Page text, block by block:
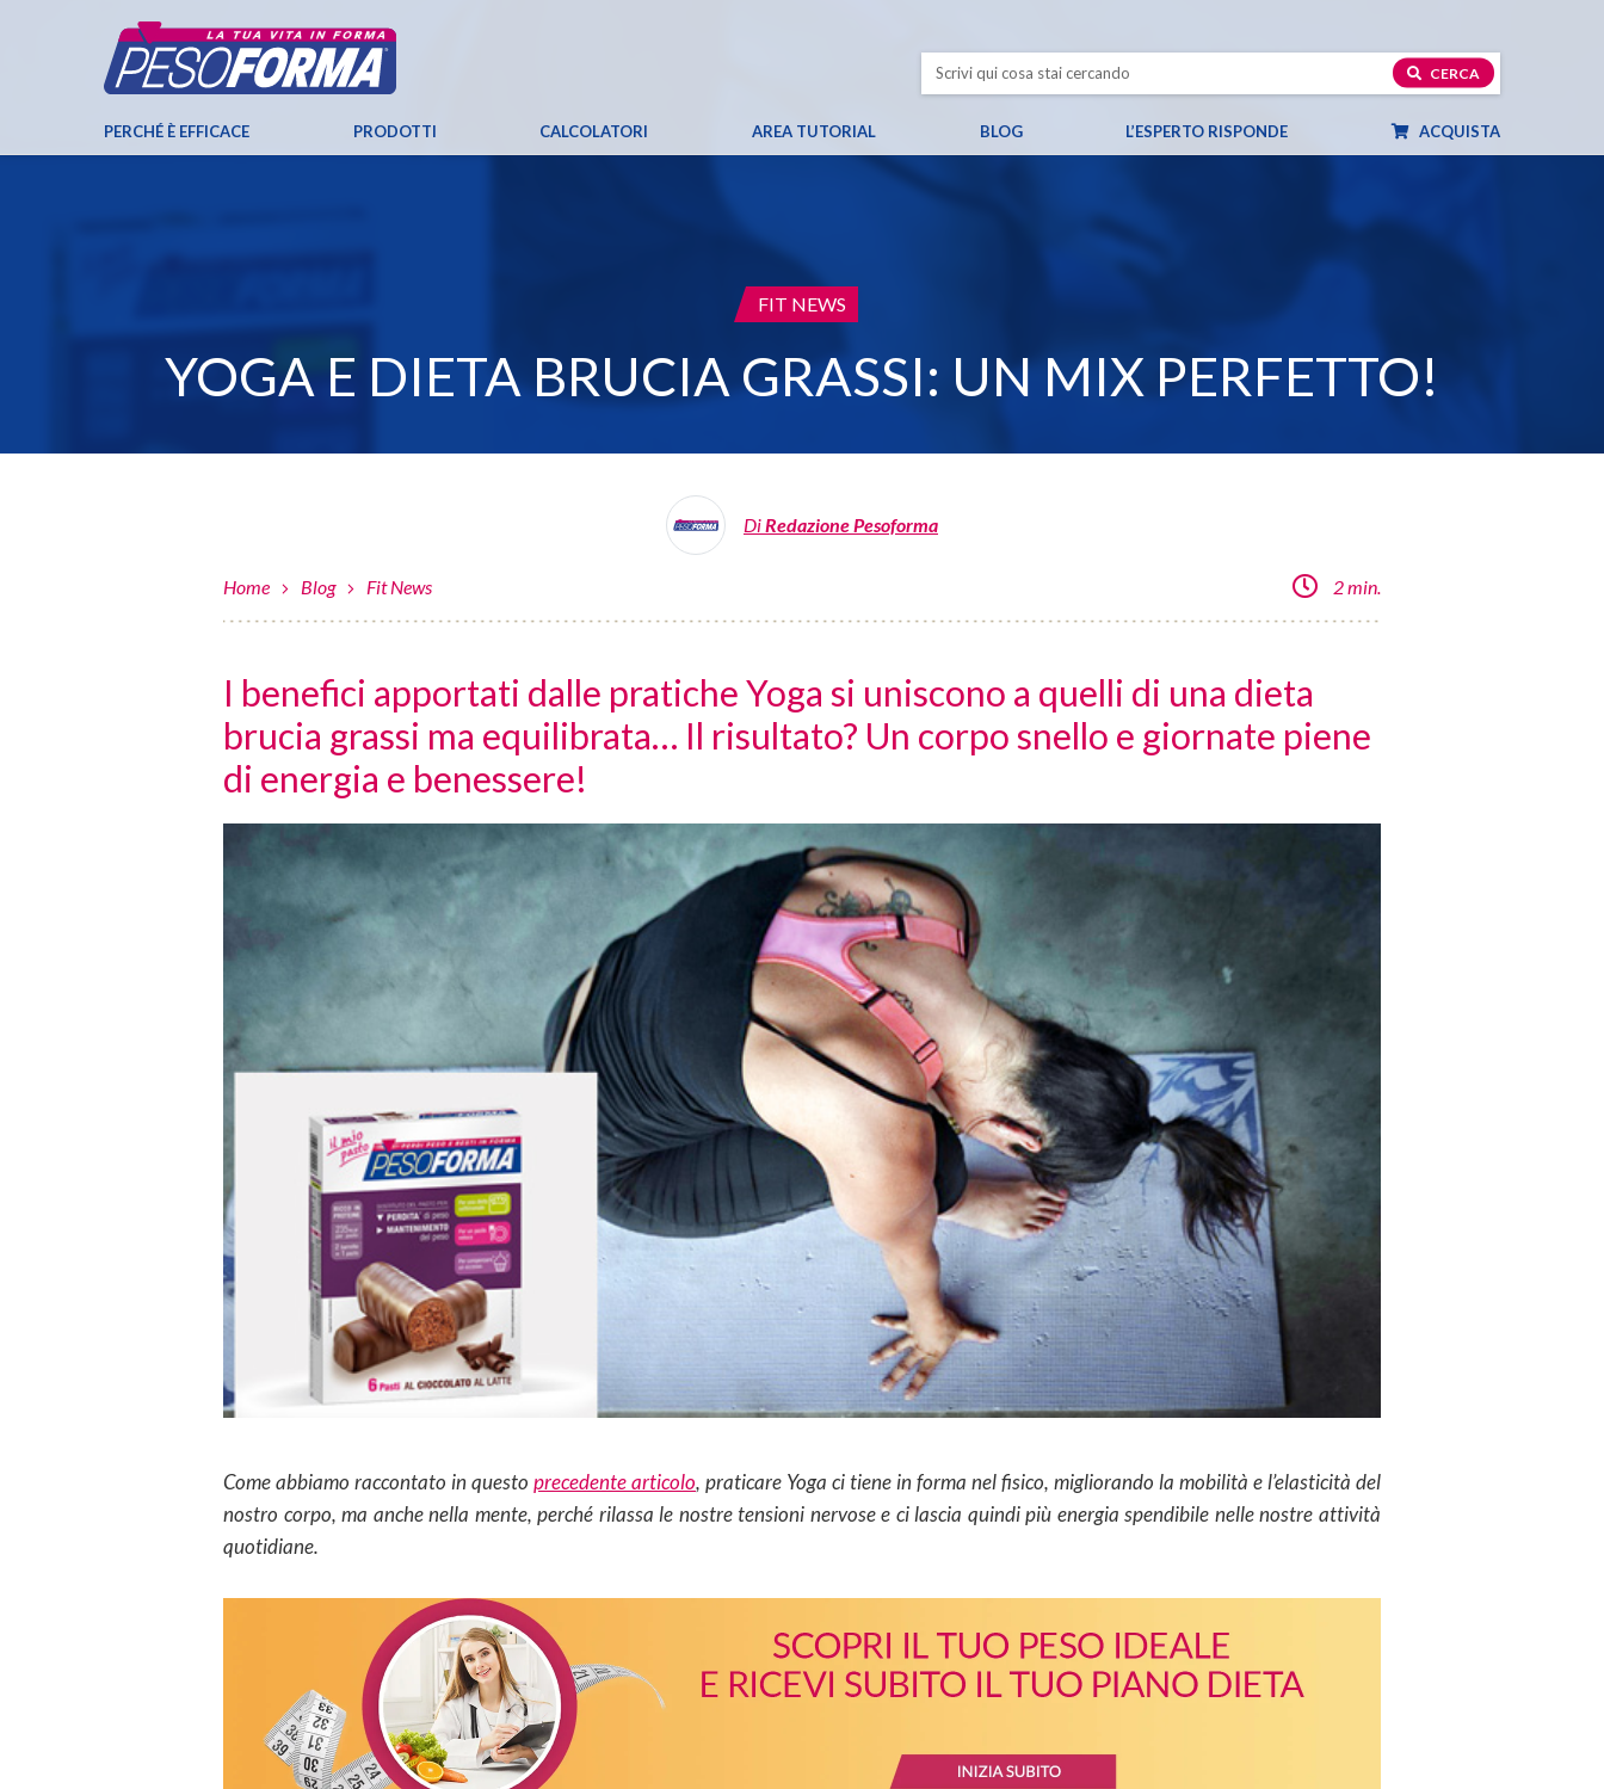
CERCA
PERCHÉ È EFFICACE PRODOTTI CALCOLATORI AREA TUTORIAL BLOG L’ESPERTO RISPONDE ACQUISTA
CATEGORIA:
FIT NEWS
YOGA E DIETA BRUCIA GRASSI: UN MIX PERFETTO!
DiRedazione Pesoforma
Home Blog Fit News 2 min.
I benefici apportati dalle pratiche Yoga si uniscono a quelli di una dieta
brucia grassi ma equilibrata… Il risultato? Un corpo snello e giornate piene
di energia e benessere!
Come abbiamo raccontato in questo precedente articolo, praticare Yoga ci tiene in forma nel fisico, migliorando la mobilità e l’elasticità del
nostro corpo, ma anche nella mente, perché rilassa le nostre tensioni nervose e ci lascia quindi più energia spendibile nelle nostre attività
quotidiane.